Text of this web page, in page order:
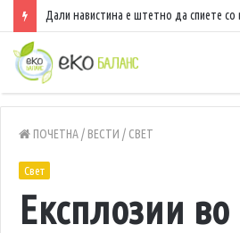
Дали навистина е штетно да спиете со
ПОЧЕТНА/ ВЕСТИ / СВЕТ
Свет
Експлозии